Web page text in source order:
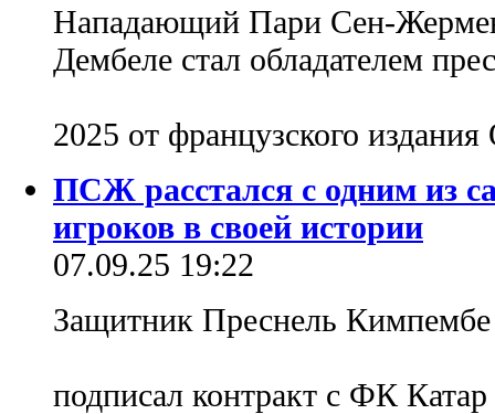
Нападающий Пари Сен-
Дембеле стал обладателем
2025 от французского
ПСЖ расстался с одним из
игроков в своей истории
07.09.25 19:22
Защитник Преснель
подписал контракт с ФК Катар